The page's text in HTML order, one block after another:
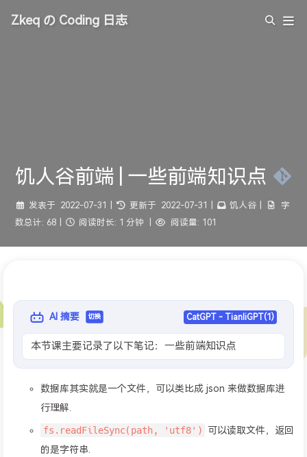
Zkeq の Coding 日志
饥人谷前端 | 一些前端知识点
发表于 2022-07-31 更新于 2022-07-31 饥人谷
字
数总计: 68 阅读时长: 1 分钟 阅读量: 101
AI 摘要 切换 CatGPT - TianliGPT(1)
本节课主要记录了以下笔记：一些前端知识点
数据库其实就是一个文件，可以类比成 json 来做数据库进
行理解.
fs.readFileSync(path, 'utf8')
可以读取文件，返回
的是字符串.